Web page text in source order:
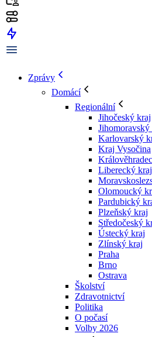
Zprávy
Domácí
Regionální
Jihočeský kraj
Jihomoravský
Karlovarský
Kraj Vysočina
Liberecký kraj
Olomoucký
Pardubický
Plzeňský kraj
Středočeský
Ústecký kraj
Zlínský kraj
Praha
Brno
Ostrava
Školství
Zdravotnictví
Politika
O počasí
Volby 2026